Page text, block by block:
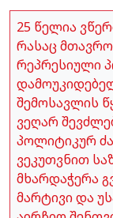
25 წელია
რასაც
რეპრესიული
შემოსავლის
ვეღარ
პოლიტიკურ
ვეკუთვნით
მხარდაჭერა
მარტივი და